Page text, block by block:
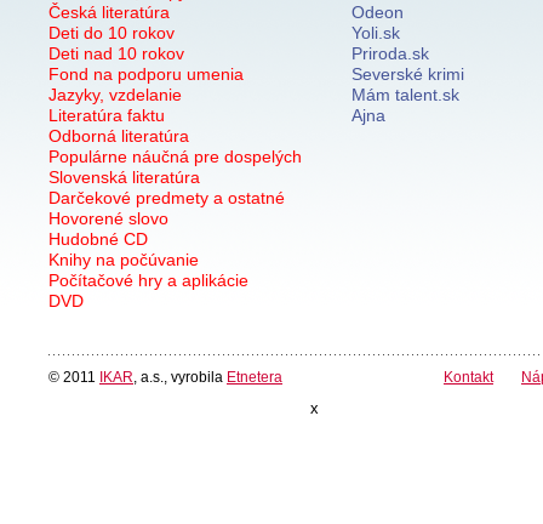
Česká literatúra
Deti do 10 rokov
Deti nad 10 rokov
Fond na podporu umenia
Jazyky, vzdelanie
Literatúra faktu
Odborná literatúra
Populárne náučná pre dospelých
Slovenská literatúra
Darčekové predmety a ostatné
Hovorené slovo
Hudobné CD
Knihy na počúvanie
Počítačové hry a aplikácie
DVD
Odeon
Yoli.sk
Priroda.sk
Severské krimi
Mám talent.sk
Ajna
© 2011 IKAR , a.s., vyrobila Etnetera Kontakt
x